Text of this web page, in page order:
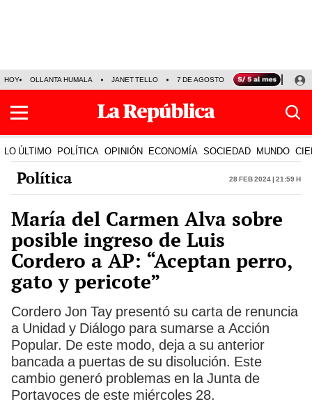
HOY OLLANTA HUMALA JANET TELLO 7 DE AGOSTO TINKA RESULTADOS
LO ÚLTIMO POLÍTICA OPINIÓN ECONOMÍA SOCIEDAD MUNDO
Política 28 Feb 2024 | 21:59 h
María del Carmen Alva sobre
posible ingreso de Luis
Cordero a AP: “Aceptan perro,
gato y pericote”
Cordero Jon Tay presentó su carta de renuncia
a Unidad y Diálogo para sumarse a Acción
Popular. De este modo, deja a su anterior
bancada a puertas de su disolución. Este
cambio generó problemas en la Junta de
Portavoces de este miércoles 28.